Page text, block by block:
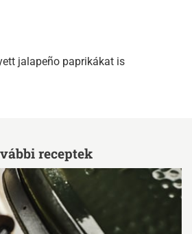
jalapeño paprikákat is
receptek